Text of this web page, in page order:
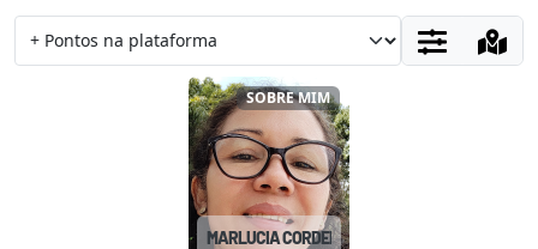
SOBRE MIM
MARLUCIA CORDEIRO